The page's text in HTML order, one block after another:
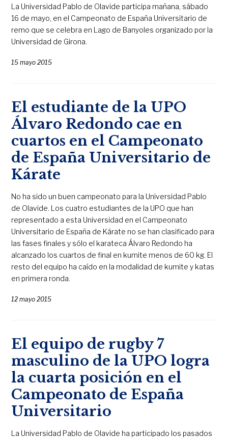
La Universidad Pablo de Olavide participa mañana, sábado
16 de mayo, en el Campeonato de España Universitario de
remo que se celebra en Lago de Banyoles organizado por la
Universidad de Girona.
15 mayo 2015
El estudiante de la UPO
Álvaro Redondo cae en
cuartos en el Campeonato
de España Universitario de
Kárate
No ha sido un buen campeonato para la Universidad Pablo
de Olavide. Los cuatro estudiantes de la UPO que han
representado a esta Universidad en el Campeonato
Universitario de España de Kárate no se han clasificado para
las fases finales y sólo el karateca Álvaro Redondo ha
alcanzado los cuartos de final en kumite menos de 60 kg. El
resto del equipo ha caído en la modalidad de kumite y katas
en primera ronda.
12 mayo 2015
El equipo de rugby 7
masculino de la UPO logra
la cuarta posición en el
Campeonato de España
Universitario
La Universidad Pablo de Olavide ha participado los pasados